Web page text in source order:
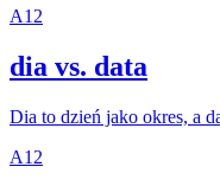
A1 2
dia vs. data
Dia to dzień jako okres, a
A1 2